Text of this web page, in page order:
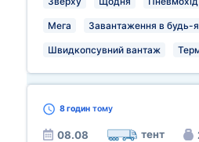
Мега Завантаження в будь-
Швидкопсувний вантаж
8 годин тому
08.08 тент